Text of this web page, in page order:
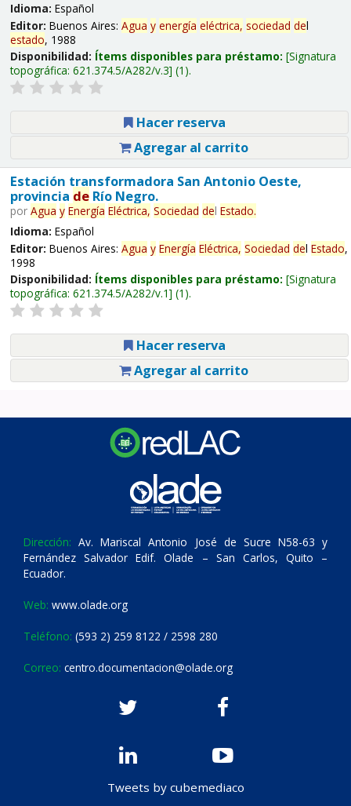
Idioma: Español
Editor: Buenos Aires: Agua y energía eléctrica, sociedad del
estado, 1988
Disponibilidad: Ítems disponibles para préstamo: Signatura
topográfica: 621.374.5/A282/v.3 (1).
Hacer reserva
Agregar al carrito
Estación transformadora San Antonio Oeste,
provincia deRío Negro.
por Agua y Energía Eléctrica, Sociedad del Estado.
Idioma: Español
Editor: Buenos Aires: Agua y Energía Eléctrica, Sociedad del Estado,
1998
Disponibilidad: Ítems disponibles para préstamo: Signatura
topográfica: 621.374.5/A282/v.1 (1).
Hacer reserva
Agregar al carrito
Dirección: Av. Mariscal Antonio José de Sucre N58-63 y
Fernández Salvador Edif. Olade – San Carlos, Quito –
Ecuador.
Web: www.olade.org
Teléfono: (593 2) 259 8122 / 2598 280
Correo: centro.documentacion@olade.org
Tweets by cubemediaco